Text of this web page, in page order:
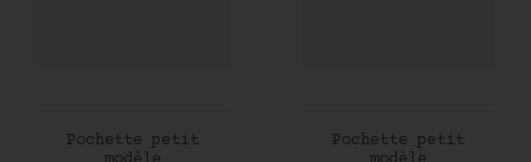
AJOUTER AU PANIER
Pochette petit
AJOUTER AU PANIER
Pochette petit